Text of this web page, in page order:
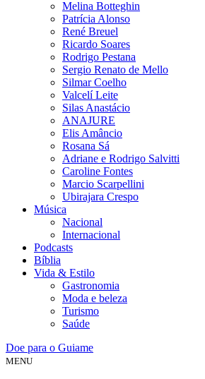
Melina Botteghin
Patrícia Alonso
René Breuel
Ricardo Soares
Rodrigo Pestana
Sergio Renato de Mello
Silmar Coelho
Valcelí Leite
Silas Anastácio
ANAJURE
Elis Amâncio
Rosana Sá
Adriane e Rodrigo Salvitti
Caroline Fontes
Marcio Scarpellini
Ubirajara Crespo
Música
Nacional
Internacional
Podcasts
Bíblia
Vida & Estilo
Gastronomia
Moda e beleza
Turismo
Saúde
Doe para o Guiame
MENU